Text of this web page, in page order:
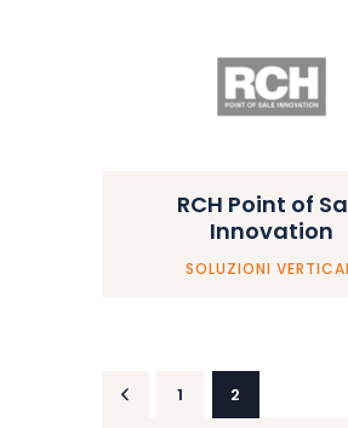
RCH Point of
Innovation
SOLUZIONI
1 2